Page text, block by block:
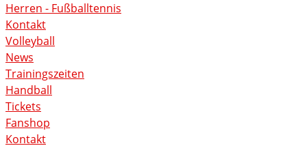
Herren - Fußballtennis
Kontakt
Volleyball
News
Trainingszeiten
Handball
Tickets
Fanshop
Kontakt